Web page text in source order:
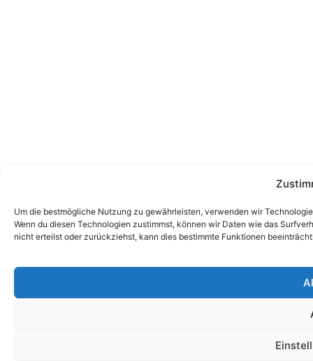
Um die bestmögliche Nutzung zu gewährleisten, verwenden wir
Wenn du diesen Technologien zustimmst, können wir Daten wie das
nicht erteilst oder zurückziehst, kann dies bestimmte Funktionen